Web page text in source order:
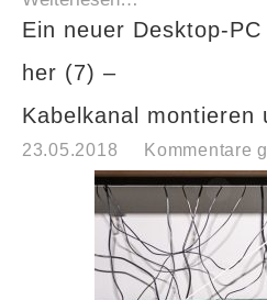
Ein neuer Desktop-
her (7) –
Kabelkanal montieren
23.05.2018 Kommentare